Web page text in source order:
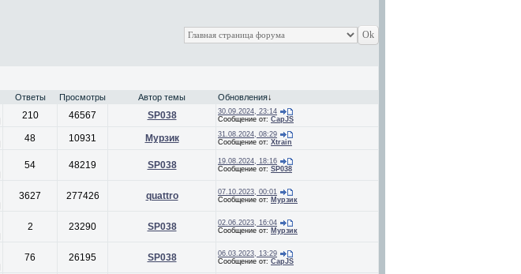
Ответы Просмотры Автор темы Обновления↓
210 46567 SP038
30.09.2024, 23:14
Сообщение от: CapJS
48 10931 Мурзик
31.08.2024, 08:29
Сообщение от: Xtrain
54 48219 SP038
19.08.2024, 18:16
Сообщение от: SP038
3627 277426 quattro
07.10.2023, 00:01
Сообщение от: Мурзик
2 23290 SP038
02.06.2023, 16:04
Сообщение от: Мурзик
76 26195 SP038
06.03.2023, 13:29
Сообщение от: CapJS